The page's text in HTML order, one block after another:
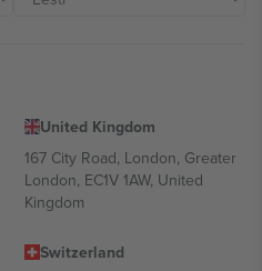
United Kingdom
167 City Road, London, Greater
London, EC1V 1AW, United
Kingdom
Switzerland